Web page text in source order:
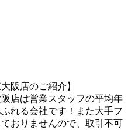
阪店のご紹介】
店は営業スタッフの平均年
れる会社です！また大手フ
おりませんので、取引不可